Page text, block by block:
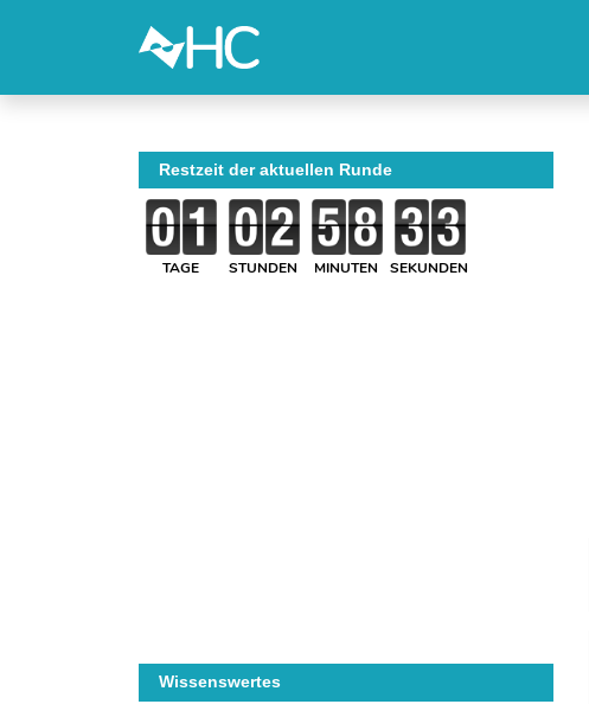
Restzeit der aktuellen Runde
TAGE STUNDEN MINUTEN SEKUNDEN
Wissenswertes